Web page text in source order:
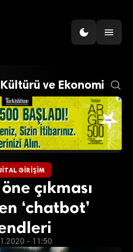
ve Ekonomi
GIRIŞIM
öne çıkması
‘chatbot’
- 11:50